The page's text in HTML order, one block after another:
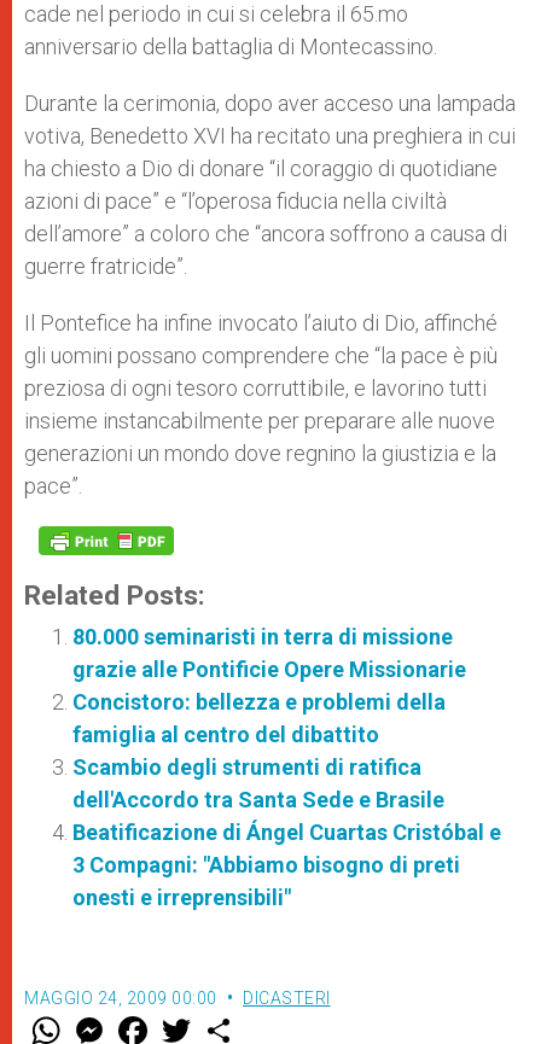
cade nel periodo in cui si celebra il 65.mo
anniversario della battaglia di Montecassino.
Durante la cerimonia, dopo aver acceso una lampada
votiva, Benedetto XVI ha recitato una preghiera in cui
ha chiesto a Dio di donare “il coraggio di quotidiane
azioni di pace” e “l’operosa fiducia nella civiltà
dell’amore” a coloro che “ancora soffrono a causa di
guerre fratricide”.
Il Pontefice ha infine invocato l’aiuto di Dio, affinché
gli uomini possano comprendere che “la pace è più
preziosa di ogni tesoro corruttibile, e lavorino tutti
insieme instancabilmente per preparare alle nuove
generazioni un mondo dove regnino la giustizia e la
pace”.
Related Posts:
80.000 seminaristi in terra di missione
grazie alle Pontificie Opere Missionarie
Concistoro: bellezza e problemi della
famiglia al centro del dibattito
Scambio degli strumenti di ratifica
dell'Accordo tra Santa Sede e Brasile
Beatificazione di Ángel Cuartas Cristóbal e
3 Compagni: "Abbiamo bisogno di preti
onesti e irreprensibili"
MAGGIO 24, 2009 00:00 DICASTERI
W M F